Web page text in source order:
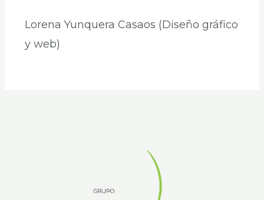
Lorena Yunquera Casaos (Diseño gráfico
y web)